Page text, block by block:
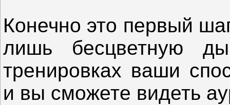
Конечно это первый
лишь бесцветную
тренировках ваши
и вы сможете видеть